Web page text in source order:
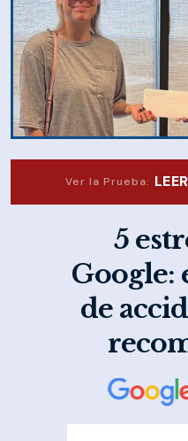
Ver la Prueba:
5
Google:
de